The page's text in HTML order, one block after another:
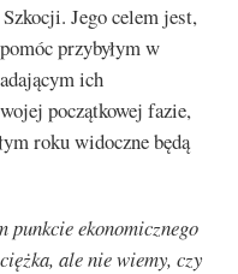
Jego celem jest,
przybyłym w
ich
początkowej fazie,
roku widoczne będą
ekonomicznego
ale nie wiemy, czy